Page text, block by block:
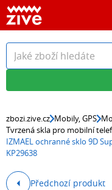
zbozi.zive.cz Mobily, GPS
Tvrzená skla pro mobilní
IZMAEL ochranné sklo 9D
KP29638
Předchozí produkt